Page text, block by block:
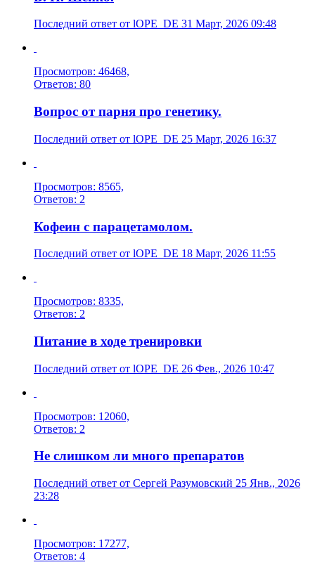
Последний ответ от lOPE_DE 31 Март, 2026 09:48
Просмотров: 46468,
Ответов: 80
Вопрос от парня про генетику.
Последний ответ от lOPE_DE 25 Март, 2026 16:37
Просмотров: 8565,
Ответов: 2
Кофеин с парацетамолом.
Последний ответ от lOPE_DE 18 Март, 2026 11:55
Просмотров: 8335,
Ответов: 2
Питание в ходе тренировки
Последний ответ от lOPE_DE 26 Фев., 2026 10:47
Просмотров: 12060,
Ответов: 2
Не слишком ли много препаратов
Последний ответ от Сергей Разумовский 25 Янв., 2026
23:28
Просмотров: 17277,
Ответов: 4